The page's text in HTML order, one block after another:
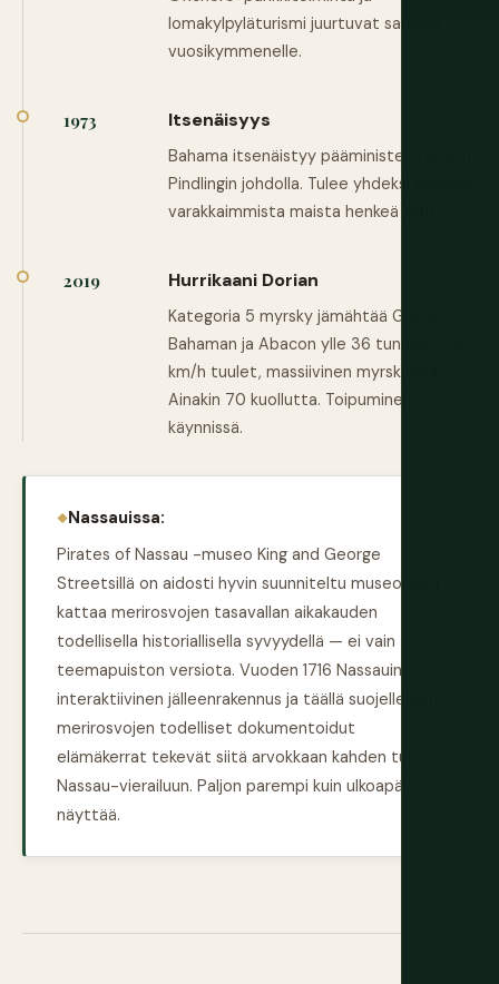
lomakylpyläturismi juurtuvat samalle
vuosikymmenelle.
1973 Itsenäisyys
Bahama itsenäistyy pääministeri Lynden
Pindlingin johdolla. Tulee yhdeksi Karibian
varakkaimmista maista henkeä kohti.
2019 Hurrikaani Dorian
Kategoria 5 myrsky jämähtää Grand
Bahaman ja Abacon ylle 36 tunniksi. 295
km/h tuulet, massiivinen myrskynpaisu.
Ainakin 70 kuollutta. Toipuminen
käynnissä.
Nassauissa:
Pirates of Nassau -museo King and George
Streetsillä on aidosti hyvin suunniteltu museo, joka
kattaa merirosvojen tasavallan aikakauden
todellisella historiallisella syvyydellä — ei vain
teemapuiston versiota. Vuoden 1716 Nassauin
interaktiivinen jälleenrakennus ja täällä suojelleiden
merirosvojen todelliset dokumentoidut
elämäkerrat tekevät siitä arvokkaan kahden tunnin
Nassau-vierailuun. Paljon parempi kuin ulkoapäin
näyttää.